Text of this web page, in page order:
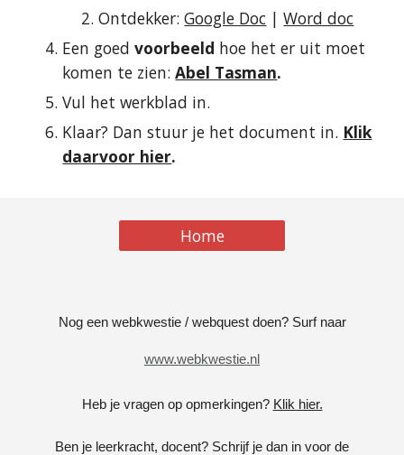
Ontdekker:Google Doc |Word doc
Een goedvoorbeeld hoe het er uit moet
komen te zien:Abel Tasman.
Vul het werkblad in.
Klaar? Dan stuur je het document in. Klik
daarvoor hier.
Home
Nog een webkwestie / webquest doen? Surf naar
www.webkwestie.nl
Heb je vragen op opmerkingen? Klik hier.
Ben je leerkracht, docent? Schrijf je dan in voor de